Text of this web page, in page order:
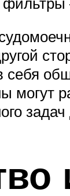
себя
могут
задач